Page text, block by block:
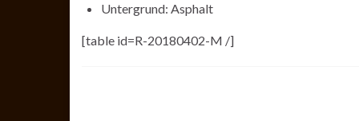
Untergrund: Asphalt
[table id=R-20180402-M /]